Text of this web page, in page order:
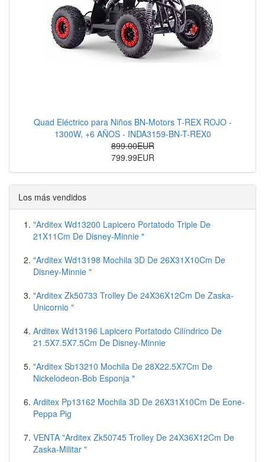
Quad Eléctrico para Niños BN-Motors T-REX ROJO -
1300W, +6 AÑOS - INDA3159-BN-T-REX0
899.00EUR
799.99EUR
Los más vendidos
"Arditex Wd13200 Lapicero Portatodo Triple De
21X11Cm De Disney-Minnie "
"Arditex Wd13198 Mochila 3D De 26X31X10Cm De
Disney-Minnie "
"Arditex Zk50733 Trolley De 24X36X12Cm De Zaska-
Unicornio "
Arditex Wd13196 Lapicero Portatodo Cilíndrico De
21.5X7.5X7.5Cm De Disney-Minnie
"Arditex Sb13210 Mochila De 28X22.5X7Cm De
Nickelodeon-Bob Esponja "
Arditex Pp13162 Mochila 3D De 26X31X10Cm De Eone-
Peppa Pig
VENTA "Arditex Zk50745 Trolley De 24X36X12Cm De
Zaska-Militar "